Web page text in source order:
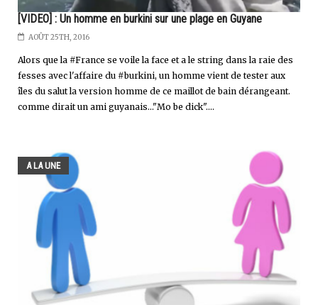
[VIDEO] : Un homme en burkini sur une plage en Guyane
AOÛT 25TH, 2016
Alors que la #France se voile la face et a le string dans la raie des
fesses avec l'affaire du #burkini, un homme vient de tester aux
îles du salut la version homme de ce maillot de bain dérangeant.
comme dirait un ami guyanais..."Mo be dick"....
A LA UNE